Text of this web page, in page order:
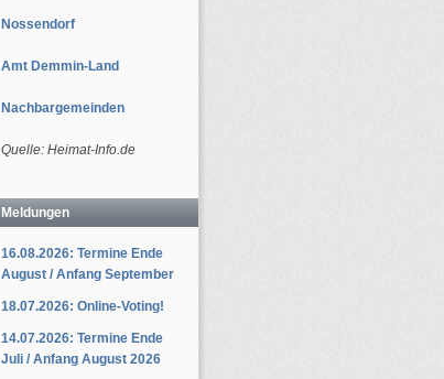
Nossendorf
Amt Demmin-Land
Nachbargemeinden
Quelle: Heimat-Info.de
Meldungen
16.08.2026: Termine Ende
August / Anfang September
18.07.2026: Online-Voting!
14.07.2026: Termine Ende
Juli / Anfang August 2026